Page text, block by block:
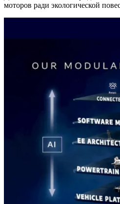
моторов ради экологической